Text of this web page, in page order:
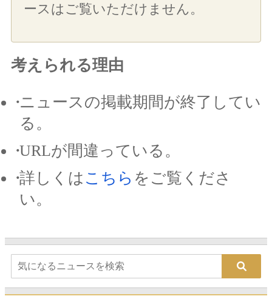
ースはご覧いただけません。
考えられる理由
ニュースの掲載期間が終了してい
る。
URLが間違っている。
詳しくは こちら をご覧くださ
い。